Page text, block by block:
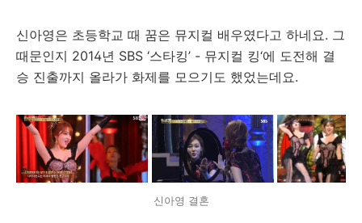
신아영은 초등학교 때 꿈은 뮤지컬 배우였다고 하네요. 그
때문인지 2014년 SBS ‘스타킹’ - 뮤지컬 킹‘에 도전해 결
승 진출까지 올라가 화제를 모으기도 했었는데요.
신아영 결혼